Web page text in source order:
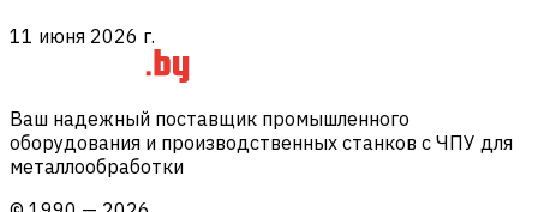
11 июня 2026 г.
Ваш надежный поставщик промышленного
оборудования и производственных станков с ЧПУ для
металлообработки